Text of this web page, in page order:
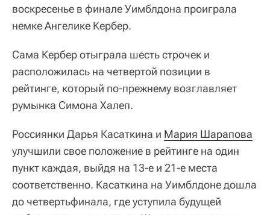
воскресенье в финале Уимблдона проиграла
немке Ангелике Кербер.
Сама Кербер отыграла шесть строчек и
расположилась на четвертой позиции в
рейтинге, который по-прежнему возглавляет
румынка Симона Халеп.
Россиянки Дарья Касаткина и Мария Шарапова
улучшили свое положение в рейтинге на один
пункт каждая, выйдя на 13-е и 21-е места
соответственно. Касаткина на Уимблдоне дошла
до четвертьфинала, где уступила будущей